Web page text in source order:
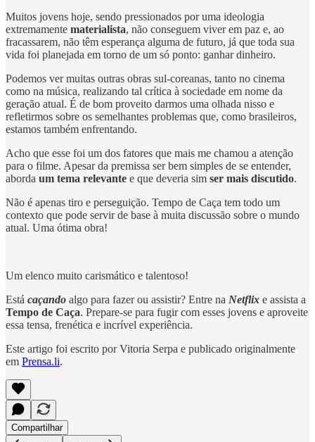
Muitos jovens hoje, sendo pressionados por uma ideologia
extremamente materialista, não conseguem viver em paz e, ao
fracassarem, não têm esperança alguma de futuro, já que toda sua
vida foi planejada em torno de um só ponto: ganhar dinheiro.
Podemos ver muitas outras obras sul-coreanas, tanto no cinema
como na música, realizando tal crítica à sociedade em nome da
geração atual. É de bom proveito darmos uma olhada nisso e
refletirmos sobre os semelhantes problemas que, como brasileiros,
estamos também enfrentando.
Acho que esse foi um dos fatores que mais me chamou a atenção
para o filme. Apesar da premissa ser bem simples de se entender,
aborda um tema relevante e que deveria sim ser mais discutido.
Não é apenas tiro e perseguição. Tempo de Caça tem todo um
contexto que pode servir de base à muita discussão sobre o mundo
atual. Uma ótima obra!
Um elenco muito carismático e talentoso!
Está caçando algo para fazer ou assistir? Entre na Netflix e assista a
Tempo de Caça. Prepare-se para fugir com esses jovens e aproveite
essa tensa, frenética e incrível experiência.
Este artigo foi escrito por Vitoria Serpa e publicado originalmente
em Prensa.li.
Compartilhar